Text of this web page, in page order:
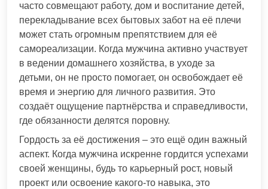
часто совмещают работу, дом и воспитание детей,
перекладывание всех бытовых забот на её плечи
может стать огромным препятствием для её
самореализации. Когда мужчина активно участвует
в ведении домашнего хозяйства, в уходе за
детьми, он не просто помогает, он освобождает её
время и энергию для личного развития. Это
создаёт ощущение партнёрства и справедливости,
где обязанности делятся поровну.
Гордость за её достижения – это ещё один важный
аспект. Когда мужчина искренне гордится успехами
своей женщины, будь то карьерный рост, новый
проект или освоение какого-то навыка, это